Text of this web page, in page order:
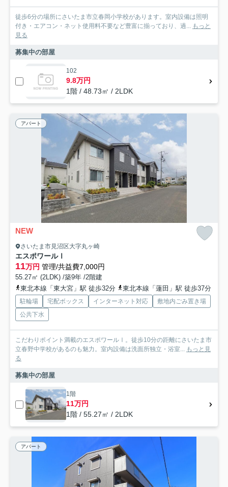
徒歩6分の場所にさいたま市立春岡小学校があります。室内設備は照明
付き・エアコン・ネット使用料不要など豊富に揃っており、過... もっと
見る
募集中の部屋
102
9.8万円
1階 / 48.73㎡ / 2LDK
アパート
NEW
さいたま市見沼区大字丸ヶ崎
エスポワールⅠ
11万円 管理/共益費7,000円
55.27㎡ (2LDK) /築9年 /2階建
東北本線「東大宮」駅 徒歩32分
東北本線「蓮田」駅 徒歩37分
駐輪場 宅配ボックス インターネット対応
敷地内ごみ置き場
公共下水
こだわりポイント満載のエスポワールⅠ。徒歩10分の距離にさいたま市
立春野中学校があるのも魅力。室内設備は洗面所独立・浴室... もっと見
る
募集中の部屋
1階
11万円
1階 / 55.27㎡ / 2LDK
アパート